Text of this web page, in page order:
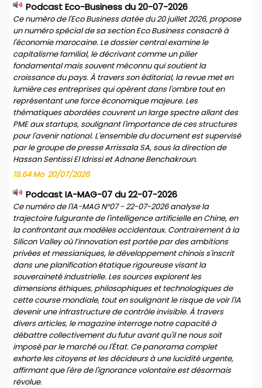
Podcast Eco-Business du 20-07-2026
Ce numéro de l'Eco Business datée du 20 juillet 2026, propose
un numéro spécial de sa section Eco Business consacré à
l'économie marocaine. Le dossier central examine le
capitalisme familial, le décrivant comme un pilier
fondamental mais souvent méconnu qui soutient la
croissance du pays. À travers son éditorial, la revue met en
lumière ces entreprises qui opèrent dans l'ombre tout en
représentant une force économique majeure. Les
thématiques abordées couvrent un large spectre allant des
PME aux startups, soulignant l'importance de ces structures
pour l'avenir national. L'ensemble du document est supervisé
par le groupe de presse Arrissala SA, sous la direction de
Hassan Sentissi El Idrissi et Adnane Benchakroun.
19.64 Mo 20/07/2026
Podcast IA-MAG-07 du 22-07-2026
Ce numéro de l'IA-MAG N°07 - 22-07-2026 analyse la
trajectoire fulgurante de l'intelligence artificielle en Chine, en
la confrontant aux modèles occidentaux. Contrairement à la
Silicon Valley où l’innovation est portée par des ambitions
privées et messianiques, le développement chinois s'inscrit
dans une planification étatique rigoureuse visant la
souveraineté industrielle. Les sources explorent les
dimensions éthiques, philosophiques et technologiques de
cette course mondiale, tout en soulignant le risque de voir l'IA
devenir une infrastructure de contrôle invisible. À travers
divers articles, le magazine interroge notre capacité à
débattre collectivement du futur avant qu'il ne nous soit
imposé par le marché ou l'État. Ce panorama complet
exhorte les citoyens et les décideurs à une lucidité urgente,
affirmant que l'ère de l'ignorance volontaire est désormais
révolue.